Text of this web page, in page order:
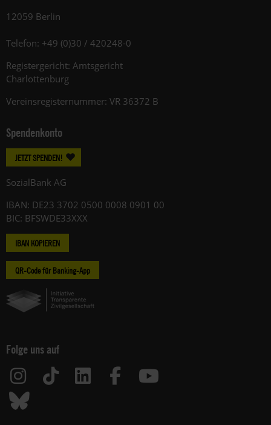
12059 Berlin
Telefon: +49 (0)30 / 420248-0
Registergericht: Amtsgericht
Charlottenburg
Vereinsregisternummer: VR 36372 B
Spendenkonto
JETZT SPENDEN!
SozialBank AG
IBAN: DE23 3702 0500 0008 0901 00
BIC: BFSWDE33XXX
IBAN KOPIEREN
QR-Code für Banking-App
Folge uns auf